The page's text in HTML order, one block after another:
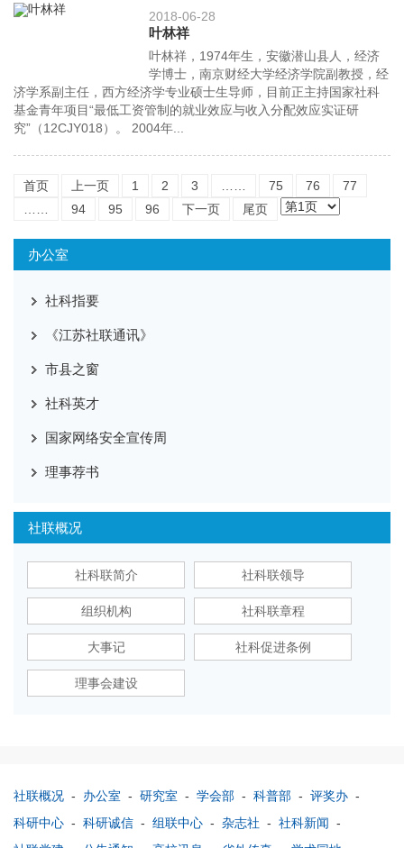
2018-06-28
叶林祥
叶林祥，1974年生，安徽潜山县人，经济
学博士，南京财经大学经济学院副教授，经
济学系副主任，西方经济学专业硕士生导师，目前正主持国家社科
基金青年项目“最低工资管制的就业效应与收入分配效应实证研
究”（12CJY018）。 2004年...
首页 上一页 1 2 3 75 76
77
94 95 96 下一页 尾页
办公室
社科指要
《江苏社联通讯》
市县之窗
社科英才
国家网络安全宣传周
理事荐书
社联概况
社科联简介 社科联领导
组织机构 社科联章程
大事记 社科促进条例
理事会建设
社联概况 - 办公室 - 研究室 - 学会部 - 科普部 - 评奖办 -
科研中心 - 科研诚信 - 组联中心 - 杂志社 - 社科新闻 -